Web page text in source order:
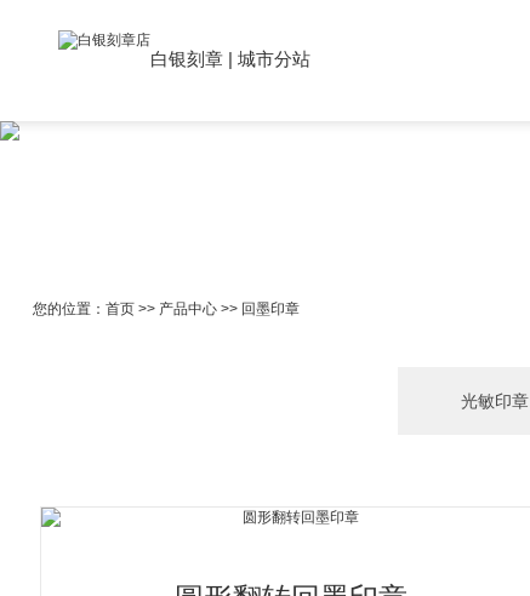
白银刻章 | 城市分站
您的位置： 首页>> 产品中心>> 回墨印章
光敏印章